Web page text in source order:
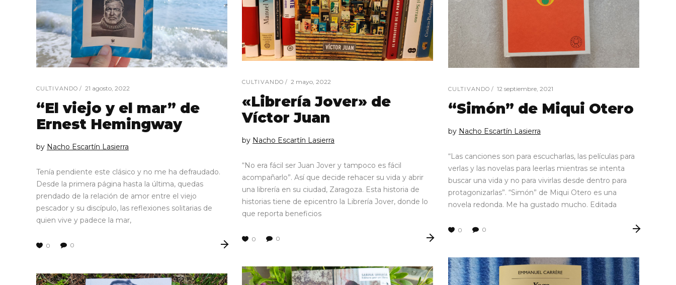
CULTIVANDO 21 agosto, 2022
“El viejo y el mar” de
Ernest Hemingway
by Nacho Escartín Lasierra
Tenía pendiente este clásico y no me ha defraudado.
Desde la primera página hasta la última, quedas
prendado de la relación de amor entre el viejo
pescador y su discípulo, las reflexiones solitarias de
quien vive y padece la mar,
0 0
CULTIVANDO 2 mayo, 2022
«Librería Jover» de
Víctor Juan
by Nacho Escartín Lasierra
“No era fácil ser Juan Jover y tampoco es fácil
acompañarlo”. Así que decide rehacer su vida y abrir
una librería en su ciudad, Zaragoza. Esta historia de
historias tiene de epicentro la Librería Jover, donde lo
que reporta beneficios
0 0
CULTIVANDO 12 septiembre, 2021
“Simón” de Miqui Otero
by Nacho Escartín Lasierra
“Las canciones son para escucharlas, las películas para
verlas y las novelas para leerlas mientras se intenta
buscar una vida y no para vivirlas desde dentro para
protagonizarlas”. “Simón” de Miqui Otero es una
novela redonda. Me ha gustado mucho. Editada
0 0